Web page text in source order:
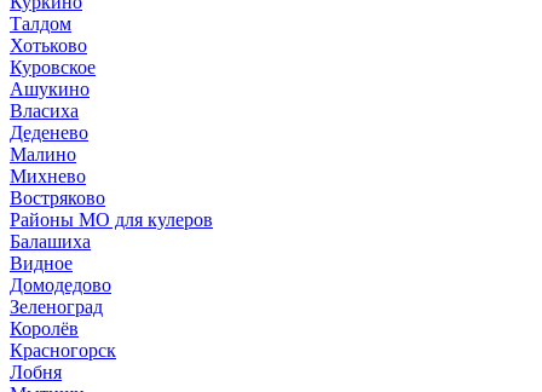
Талдом
Хотьково
Куровское
Ашукино
Власиха
Деденево
Малино
Михнево
Востряково
Районы МО для кулеров
Балашиха
Видное
Домодедово
Зеленоград
Королёв
Красногорск
Лобня